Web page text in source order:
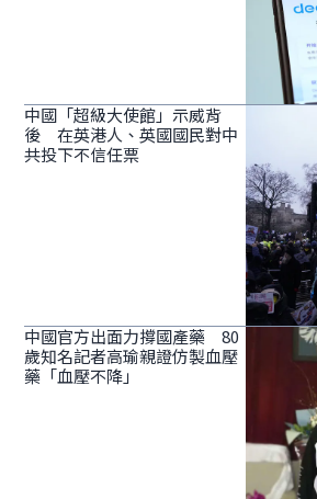
中國「超級大使館」示威背
後 在英港人、英國國民對中
共投下不信任票
中國官方出面力撐國產藥 80
歲知名記者高瑜親證仿製血壓
藥「血壓不降」